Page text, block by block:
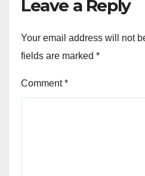
Leave a Reply
Your email address will not
fields are marked *
Comment*